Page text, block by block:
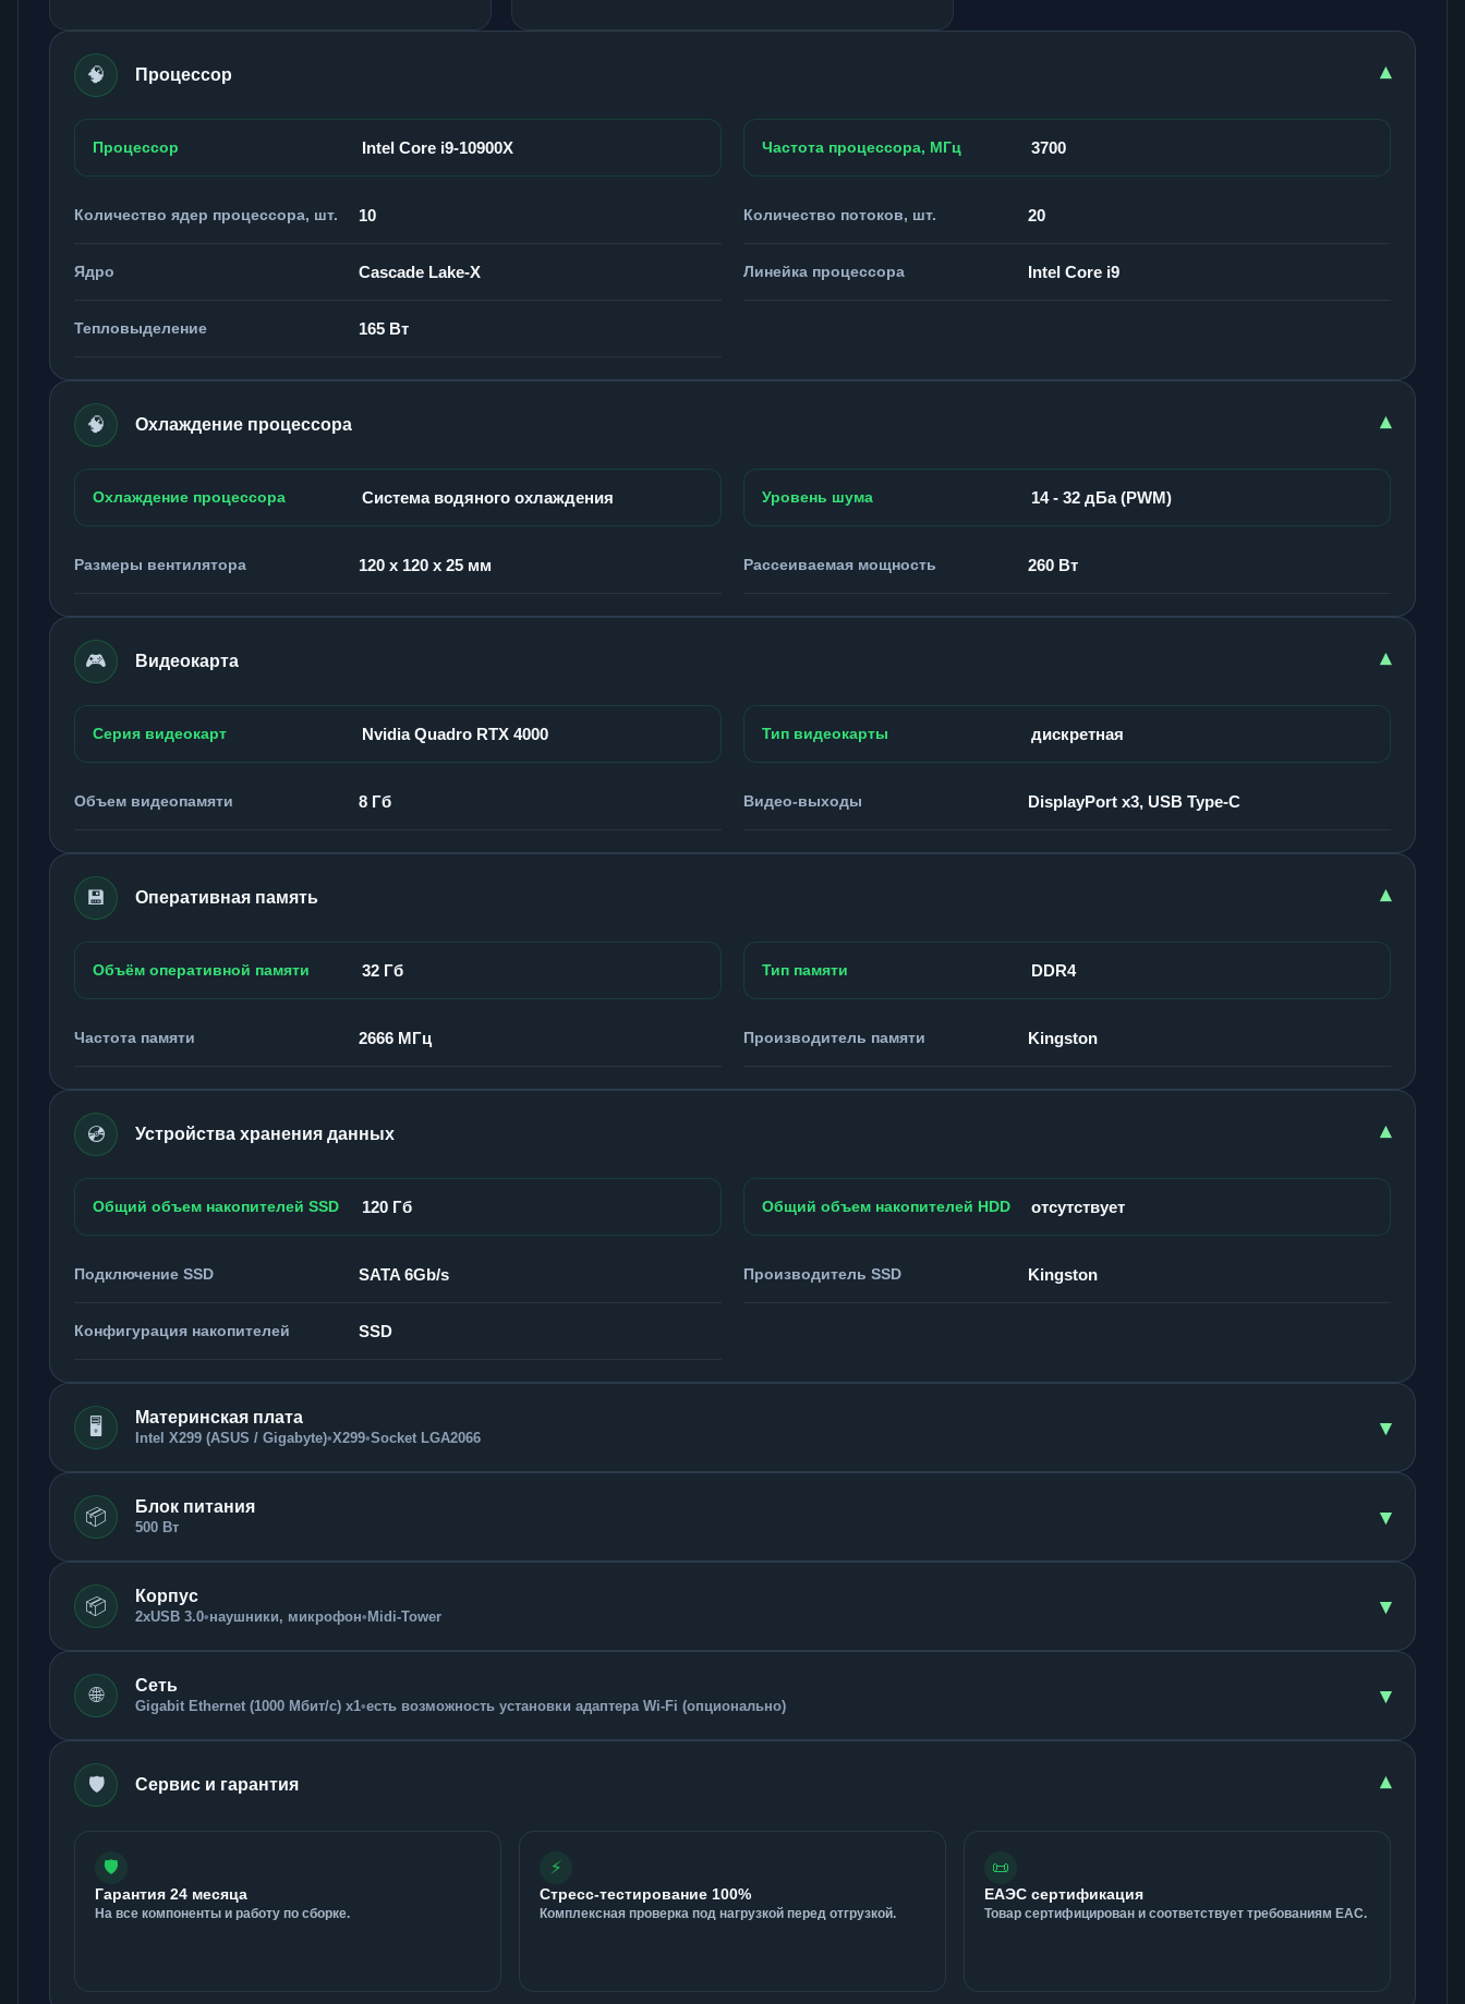
🧠 Процессор ▾
Процессор Intel Core i9-10900X Частота процессора, МГц 3700
Количество ядер процессора, шт. 10 Количество потоков, шт. 20
Ядро Cascade Lake-X Линейка процессора Intel Core i9
Тепловыделение 165 Вт
🧠 Охлаждение процессора ▾
Охлаждение процессора Система водяного охлаждения Уровень шума 14 - 32 дБа (PWM)
Размеры вентилятора 120 x 120 x 25 мм Рассеиваемая мощность 260 Вт
🎮 Видеокарта ▾
Серия видеокарт Nvidia Quadro RTX 4000 Тип видеокарты дискретная
Объем видеопамяти 8 Гб Видео-выходы DisplayPort x3, USB Type-C
💾 Оперативная память ▾
Объём оперативной памяти 32 Гб Тип памяти DDR4
Частота памяти 2666 МГц Производитель памяти Kingston
💿 Устройства хранения данных ▾
Общий объем накопителей SSD 120 Гб Общий объем накопителей HDD отсутствует
Подключение SSD SATA 6Gb/s Производитель SSD Kingston
Конфигурация накопителей SSD
🖥️ Материнская плата
Intel X299 (ASUS / Gigabyte)•X299•Socket LGA2066 ▾
📦 Блок питания
500 Вт ▾
📦 Корпус
2xUSB 3.0•наушники, микрофон• Midi-Tower ▾
🌐 Сеть
Gigabit Ethernet (1000 Мбит/с) x1•есть возможность установки адаптера Wi-Fi (опционально) ▾
🛡️ Сервис и гарантия ▾
🛡️
Гарантия 24 месяца
На все компоненты и работу по сборке.
⚡
Стресс-тестирование 100%
Комплексная проверка под нагрузкой перед отгрузкой.
📜
ЕАЭС сертификация
Товар сертифицирован и соответствует требованиям ЕАС.